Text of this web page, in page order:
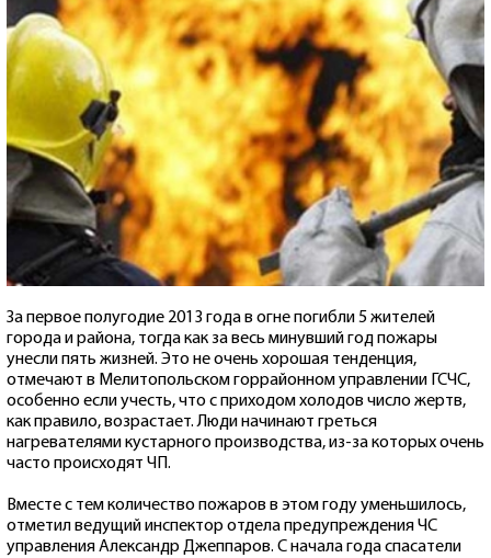
За первое полугодие 2013 года в огне погибли 5 жителей
города и района, тогда как за весь минувший год пожары
унесли пять жизней. Это не очень хорошая тенденция,
отмечают в Мелитопольском горрайонном управлении ГСЧС,
особенно если учесть, что с приходом холодов число жертв,
как правило, возрастает. Люди начинают греться
нагревателями кустарного производства, из-за которых очень
часто происходят ЧП.
Вместе с тем количество пожаров в этом году уменьшилось,
отметил ведущий инспектор отдела предупреждения ЧС
управления Александр Джеппаров. С начала года спасатели